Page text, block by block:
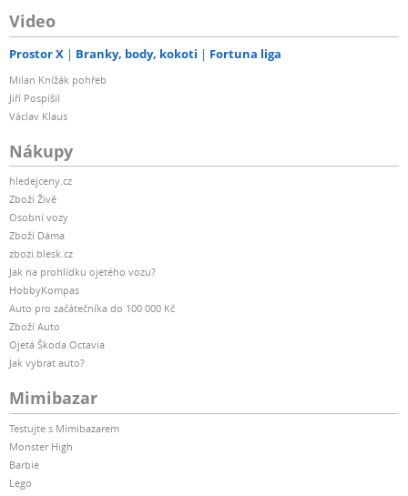
Video
Prostor X Branky, body, kokoti Fortuna liga
Milan Knížák pohřeb
Jiří Pospíšil
Václav Klaus
Nákupy
hledejceny.cz
Zboží Živě
Osobní vozy
Zboží Dáma
zbozi.blesk.cz
Jak na prohlídku ojetého vozu?
HobbyKompas
Auto pro začátečníka do 100 000 Kč
Zboží Auto
Ojetá Škoda Octavia
Jak vybrat auto?
Mimibazar
Testujte s Mimibazarem
Monster High
Barbie
Lego